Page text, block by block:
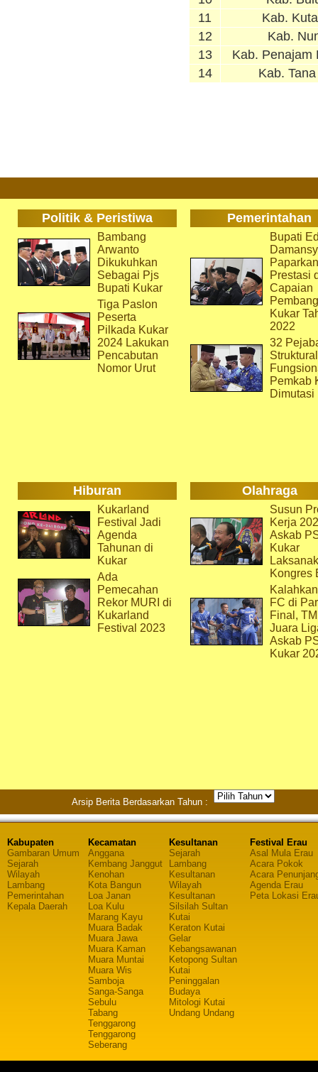
11
Kab.
12
Kab.
13
Kab. Penajam
14
Kab.
Politik & Peristiwa Pemerintahan
Bambang
Arwanto
Dikukuhkan
Sebagai Pjs
Bupati Kukar
Tiga Paslon
Peserta
Pilkada Kukar
2024 Lakukan
Pencabutan
Nomor Urut
Bupati
Paparkan
Prestasi
Capaian
Kukar
2022
32
Pemkab
Dimutasi
Hiburan Olahraga
Kukarland
Festival Jadi
Agenda
Tahunan di
Kukar
Ada
Pemecahan
Rekor MURI di
Kukarland
Festival 2023
Susun
Kerja
Askab
Kukar
Kongres
FC di
Final,
Juara
Askab
Kukar
Arsip Berita Berdasarkan Tahun :
Kabupaten
Gambaran Umum
Sejarah
Wilayah
Lambang
Pemerintahan
Kepala Daerah
Kecamatan
Anggana
Kembang Janggut
Kenohan
Kota Bangun
Loa Janan
Loa Kulu
Marang Kayu
Muara Badak
Muara Jawa
Muara Kaman
Muara Muntai
Muara Wis
Samboja
Sanga-Sanga
Sebulu
Tabang
Tenggarong
Tenggarong
Seberang
Kesultanan
Sejarah
Lambang
Kesultanan
Wilayah
Kesultanan
Silsilah Sultan
Kutai
Keraton Kutai
Gelar
Kebangsawanan
Ketopong Sultan
Kutai
Peninggalan
Budaya
Mitologi Kutai
Undang Undang
Festival Erau
Asal Mula Erau
Acara Pokok
Acara
Agenda Erau
Peta Lokasi